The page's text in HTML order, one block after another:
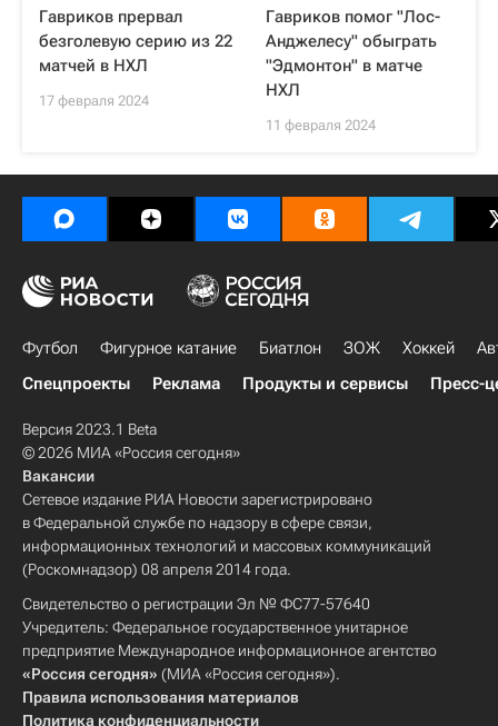
Гавриков прервал
безголевую серию из 22
матчей в НХЛ
17 февраля 2024
Гавриков помог "Лос-
Анджелесу" обыграть
"Эдмонтон" в матче
НХЛ
11 февраля 2024
Футбол Фигурное катание Биатлон ЗОЖ Хоккей
Спецпроекты
Реклама Продукты и сервисы Пресс-
Версия 2023.1 Beta
© 2026 МИА «Россия сегодня»
Вакансии
Сетевое издание РИА Новости зарегистрировано
в Федеральной службе по надзору в сфере связи,
информационных технологий и массовых коммуникаций
(Роскомнадзор) 08 апреля 2014 года.
Свидетельство о регистрации Эл № ФС77-57640
Учредитель: Федеральное государственное унитарное
предприятие Международное информационное агентство
«Россия сегодня» (МИА «Россия сегодня»).
Правила использования материалов
Политика конфиденциальности